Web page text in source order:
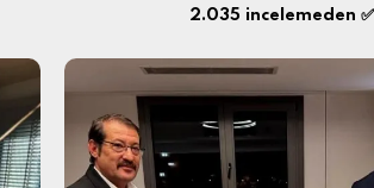
2.035 incelemeden ✅